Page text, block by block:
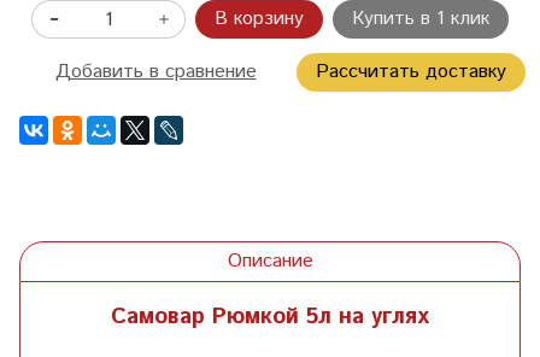
В корзину
Купить в 1 клик
Добавить в сравнение
Рассчитать доставку
Описание
Самовар Рюмкой 5л на углях